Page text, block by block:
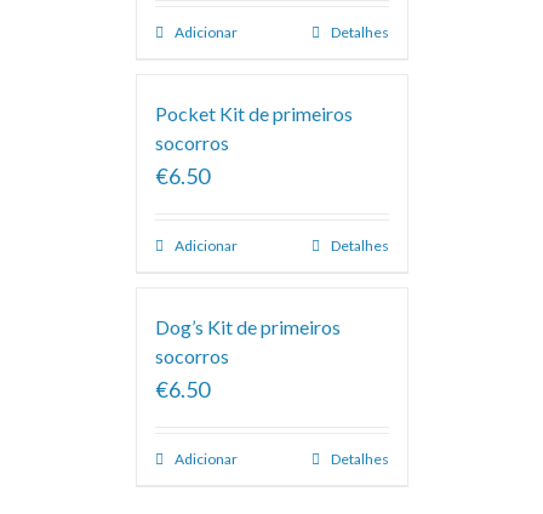
Adicionar Detalhes
Pocket Kit de primeiros
socorros
€6.50
Adicionar Detalhes
Dog’s Kit de primeiros
socorros
€6.50
Adicionar Detalhes